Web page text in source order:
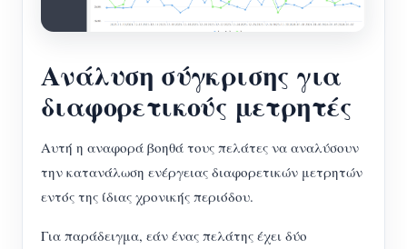
Ανάλυση σύγκρισης για
διαφορετικούς μετρητές
Αυτή η αναφορά βοηθά τους πελάτες να αναλύσουν
την κατανάλωση ενέργειας διαφορετικών μετρητών
εντός της ίδιας χρονικής περιόδου.
Για παράδειγμα, εάν ένας πελάτης έχει δύο